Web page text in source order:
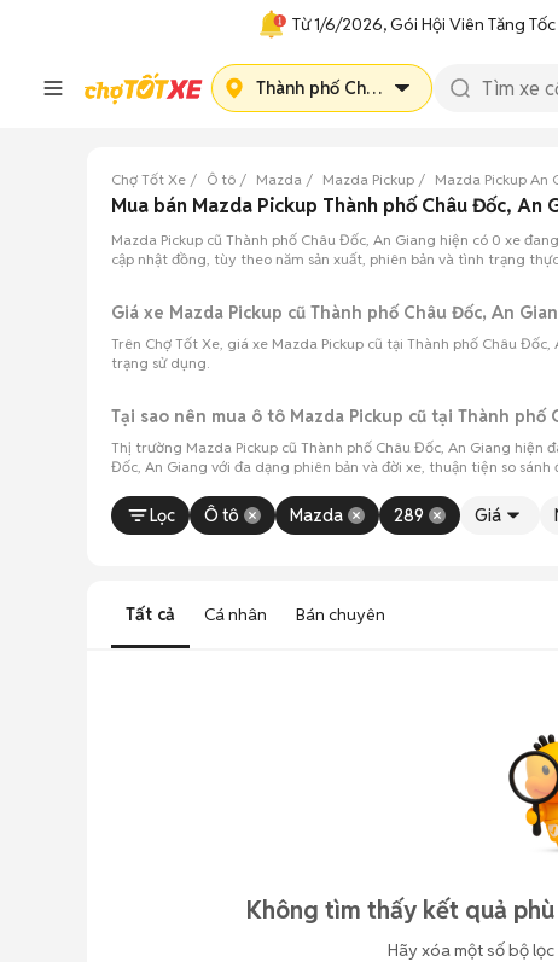
Từ 1/6/2026, Gói Hội Viên Tăng
Thành phố Châu Đốc
Chợ Tốt Xe Ô tô Mazda Mazda Pickup Mazda Pickup An
Mua bán Mazda Pickup Thành phố Châu Đốc,
Mazda Pickup cũ Thành phố Châu Đốc, An Giang hiện có 0 xe
cập nhật đồng, tùy theo năm sản xuất, phiên bản và tình trạng
Giá xe Mazda Pickup cũ Thành phố Châu Đốc, An
Trên Chợ Tốt Xe, giá xe Mazda Pickup cũ tại Thành phố Châu
trạng sử dụng.
Tại sao nên mua ô tô Mazda Pickup cũ tại Thành phố
Thị trường Mazda Pickup cũ Thành phố Châu Đốc, An Giang hiện
Đốc, An Giang với đa dạng phiên bản và đời xe, thuận tiện so
Lọc
Ô tô Mazda 289 Giá
Tất cả Cá nhân Bán chuyên
Không tìm thấy kết quả
Hãy xóa một số bộ